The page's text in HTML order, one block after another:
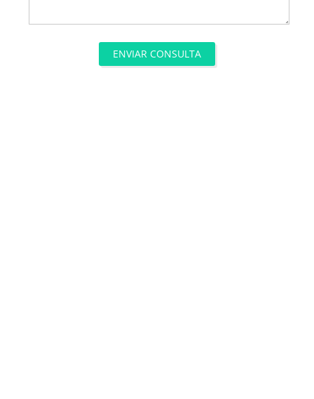
ENVIAR CONSULTA